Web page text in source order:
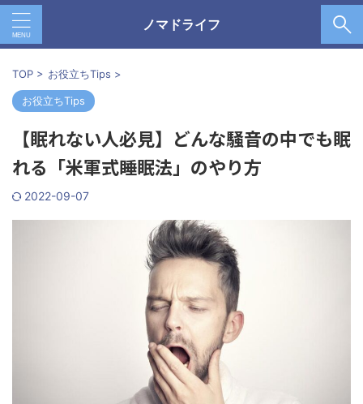
ノマドライフ
TOP > お役立ちTips >
お役立ちTips
【眠れない人必見】どんな騒音の中でも眠
れる「米軍式睡眠法」のやり方
2022-09-07